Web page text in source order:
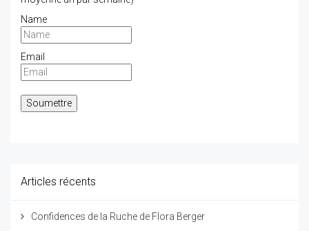
Name
Email
Articles récents
Confidences de la Ruche de Flora Berger